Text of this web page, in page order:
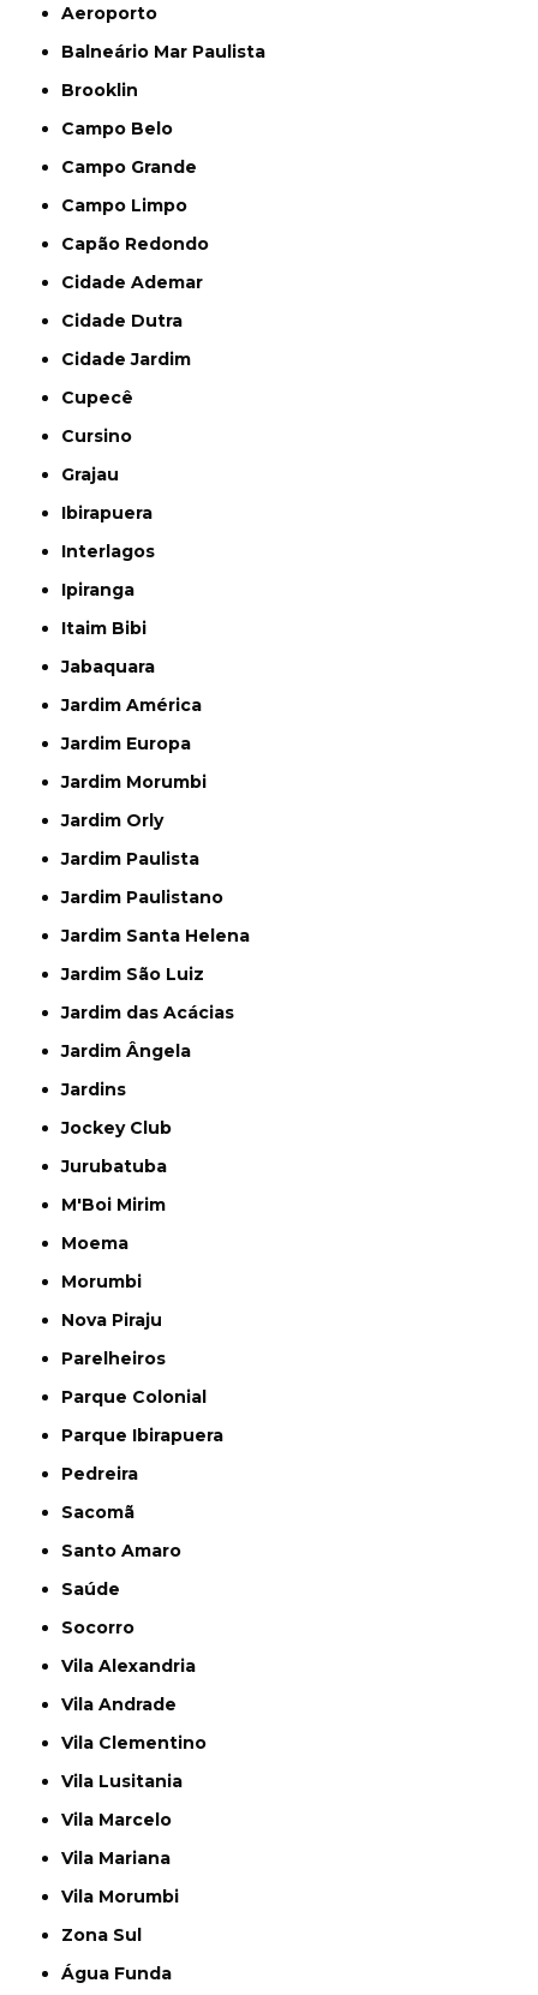
Aeroporto
Balneário Mar Paulista
Brooklin
Campo Belo
Campo Grande
Campo Limpo
Capão Redondo
Cidade Ademar
Cidade Dutra
Cidade Jardim
Cupecê
Cursino
Grajau
Ibirapuera
Interlagos
Ipiranga
Itaim Bibi
Jabaquara
Jardim América
Jardim Europa
Jardim Morumbi
Jardim Orly
Jardim Paulista
Jardim Paulistano
Jardim Santa Helena
Jardim São Luiz
Jardim das Acácias
Jardim Ângela
Jardins
Jockey Club
Jurubatuba
M'Boi Mirim
Moema
Morumbi
Nova Piraju
Parelheiros
Parque Colonial
Parque Ibirapuera
Pedreira
Sacomã
Santo Amaro
Saúde
Socorro
Vila Alexandria
Vila Andrade
Vila Clementino
Vila Lusitania
Vila Marcelo
Vila Mariana
Vila Morumbi
Zona Sul
Água Funda